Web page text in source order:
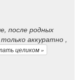
после родных
аккуратно ,
целиком »